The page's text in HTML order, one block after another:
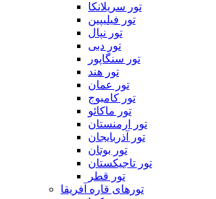
تور سریلانکا
تور فیلیپین
تور نپال
تور دبی
تور سنگاپور
تور هند
تور عمان
تور کامبوج
تور ماکائو
تور ارمنستان
تور آذربایجان
تور بوتان
تور تاجیکستان
تور قطر
تورهای قاره آفریقا